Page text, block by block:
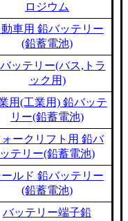
ロジウム
動車用 鉛バッテリー
(鉛蓄電池)
ッテリー(バス,トラ
ック用)
用(工業用) 鉛バッテ
リー(鉛蓄電池)
ォークリフト用 鉛バ
ッテリー(鉛蓄電池)
ールド 鉛バッテリー
(鉛蓄電池)
バッテリー端子鉛